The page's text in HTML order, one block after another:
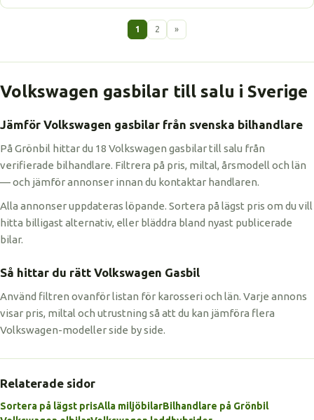
1 2 »
Volkswagen gasbilar till salu i Sverige
Jämför Volkswagen gasbilar från svenska bilhandlare
På Grönbil hittar du 18 Volkswagen gasbilar till salu från
verifierade bilhandlare. Filtrera på pris, miltal, årsmodell och län
— och jämför annonser innan du kontaktar handlaren.
Alla annonser uppdateras löpande. Sortera på lägst pris om du vill
hitta billigast alternativ, eller bläddra bland nyast publicerade
bilar.
Så hittar du rätt Volkswagen Gasbil
Använd filtren ovanför listan för karosseri och län. Varje annons
visar pris, miltal och utrustning så att du kan jämföra flera
Volkswagen-modeller side by side.
Relaterade sidor
Sortera på lägst prisAlla miljöbilarBilhandlare på Grönbil